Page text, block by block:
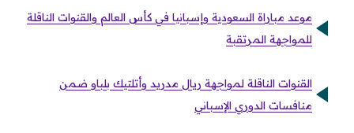
موعد مباراة السعودية وإسبانيا في كأس العالم والقنوات الناقلة
للمواجهة المرتقبة
القنوات الناقلة لمواجهة ريال مدريد وأتلتيك بلباو ضمن
منافسات الدوري الإسباني